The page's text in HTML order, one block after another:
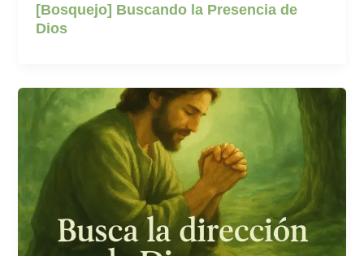
[Bosquejo] Buscando la Presencia de
Dios